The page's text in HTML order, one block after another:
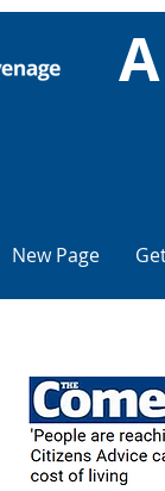
New Page